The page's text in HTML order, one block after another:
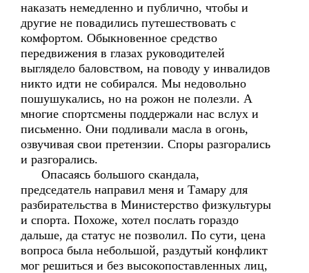
наказать немедленно и публично, чтобы и
другие не повадились путешествовать с
комфортом. Обыкновенное средство
передвижения в глазах руководителей
выглядело баловством, на поводу у инвалидов
никто идти не собирался. Мы недовольно
пошушукались, но на рожон не полезли. А
многие спортсмены поддержали нас вслух и
письменно. Они подливали масла в огонь,
озвучивая свои претензии. Споры разгорались
и разгорались.
Опасаясь большого скандала,
председатель направил меня и Тамару для
разбирательства в Министерство физкультуры
и спорта. Похоже, хотел послать гораздо
дальше, да статус не позволил. По сути, цена
вопроса была небольшой, раздутый конфликт
мог решиться и без высокопоставленных лиц,